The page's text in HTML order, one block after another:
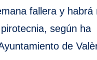
fallera y habrá
según ha
de